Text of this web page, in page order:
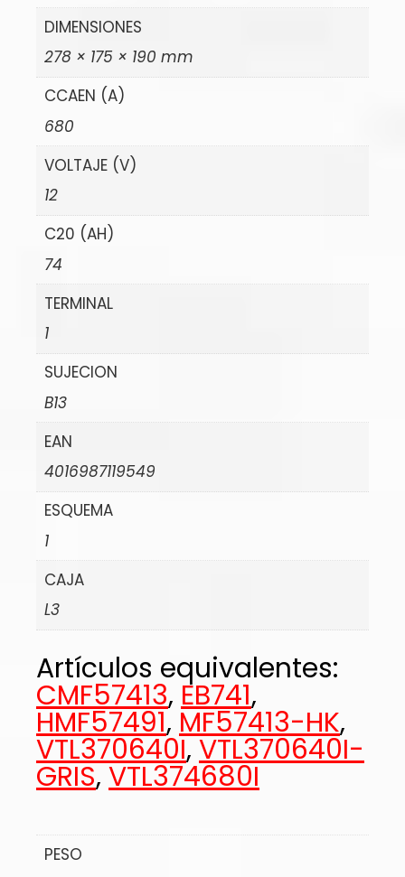
DIMENSIONES
278 × 175 × 190 mm
CCAEN (A)
680
VOLTAJE (V)
12
C20 (AH)
74
TERMINAL
1
SUJECION
B13
EAN
4016987119549
ESQUEMA
1
CAJA
L3
Artículos equivalentes:
CMF57413, EB741,
HMF57491, MF57413-HK,
VTL370640I, VTL370640I-
GRIS, VTL374680I
PESO